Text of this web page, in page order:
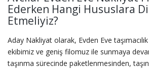
Ederken Hangi Hususlara
Etmeliyiz?
Aday Nakliyat olarak, Evden Eve
ekibimiz ve geniş filomuz ile sunmaya
taşınma sürecinde paketlenmesinden,